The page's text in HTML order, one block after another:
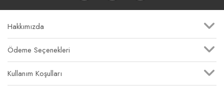
Hakkımızda
Ödeme Seçenekleri
Kullanım Koşulları